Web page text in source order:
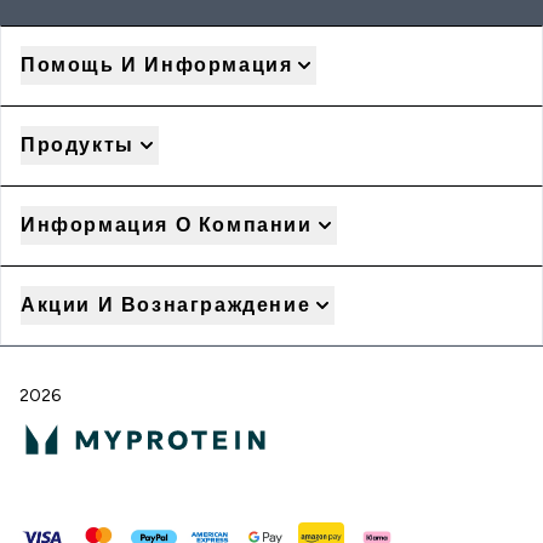
Помощь И Информация
Продукты
Информация О Компании
Акции И Вознаграждение
2026